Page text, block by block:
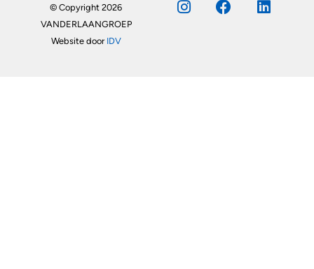
© Copyright 2026
VANDERLAANGROEP
Website door IDV